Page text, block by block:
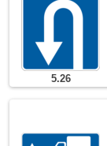
5.26